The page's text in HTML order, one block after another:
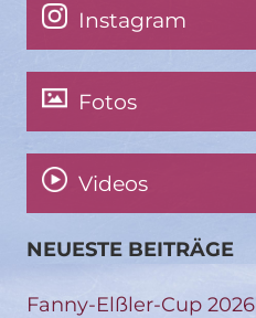
Instagram
Fotos
Videos
NEUESTE BEITRÄGE
Fanny-Elßler-Cup 2026